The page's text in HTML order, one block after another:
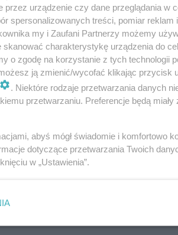
przez urządzenie czy dane przeglądania w
spersonalizowanych treści, pomiar reklam
my i Zaufani Partnerzy możemy
charakterystykę urządzenia do
o zgodę na korzystanie z tych technologii
ją zmienić/wycofać klikając przycisk
. Niektóre rodzaje przetwarzania danych
przetwarzaniu. Preferencje będą
abyś mógł świadomie i komfortowo
dotyczące przetwarzania Twoich
w „Ustawienia”.